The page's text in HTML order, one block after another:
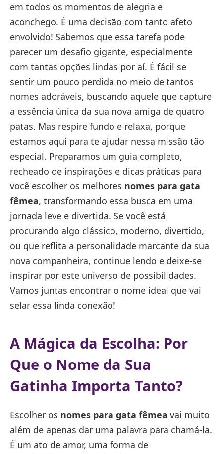
em todos os momentos de alegria e
aconchego. É uma decisão com tanto afeto
envolvido! Sabemos que essa tarefa pode
parecer um desafio gigante, especialmente
com tantas opções lindas por aí. É fácil se
sentir um pouco perdida no meio de tantos
nomes adoráveis, buscando aquele que capture
a essência única da sua nova amiga de quatro
patas. Mas respire fundo e relaxa, porque
estamos aqui para te ajudar nessa missão tão
especial. Preparamos um guia completo,
recheado de inspirações e dicas práticas para
você escolher os melhores nomes para gata
fêmea, transformando essa busca em uma
jornada leve e divertida. Se você está
procurando algo clássico, moderno, divertido,
ou que reflita a personalidade marcante da sua
nova companheira, continue lendo e deixe-se
inspirar por este universo de possibilidades.
Vamos juntas encontrar o nome ideal que vai
selar essa linda conexão!
A Mágica da Escolha: Por
Que o Nome da Sua
Gatinha Importa Tanto?
Escolher os nomes para gata fêmea vai muito
além de apenas dar uma palavra para chamá-la.
É um ato de amor, uma forma de